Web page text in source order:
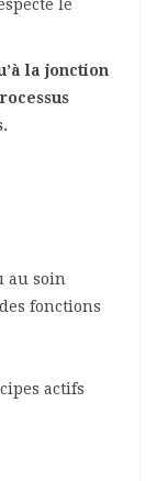
le
la jonction
au soin
fonctions
actifs